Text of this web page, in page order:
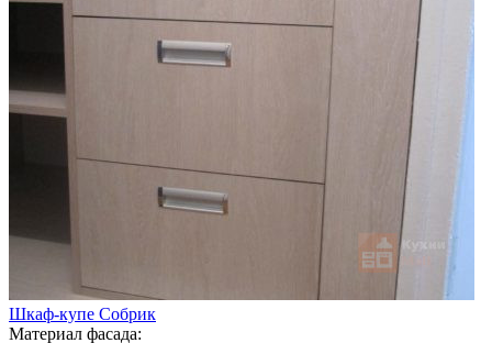
Шкаф-купе Собрик
Материал фасада: